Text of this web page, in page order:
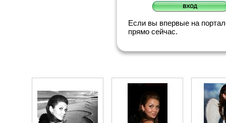
Если вы впервые на
прямо сейчас.